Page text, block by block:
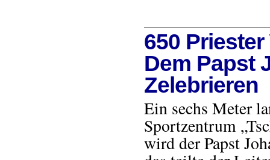
650
Dem Papst
Zelebrieren
Ein sechs Meter
Sportzentrum
wird der Papst